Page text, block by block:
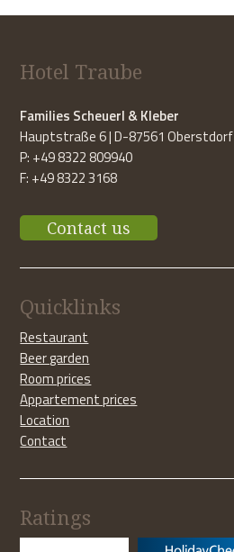
Hotel Traube
Families Scheuerl & Kleber
Hauptstraße 6 | D-87561 Oberstdorf
P: +49 8322 809940
F: +49 8322 3168
Contact us
Quicklinks
Restaurant
Beer garden
Room prices
Appartement prices
Location
Contact
Ratings